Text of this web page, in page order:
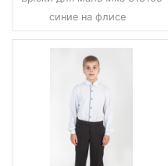
синие на флисе